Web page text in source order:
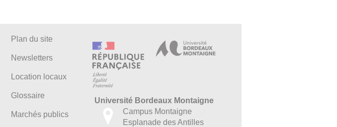
Plan du site
Newsletters
Location locaux
Glossaire
Marchés publics
Université Bordeaux Montaigne
Campus Montaigne
Esplanade des Antilles